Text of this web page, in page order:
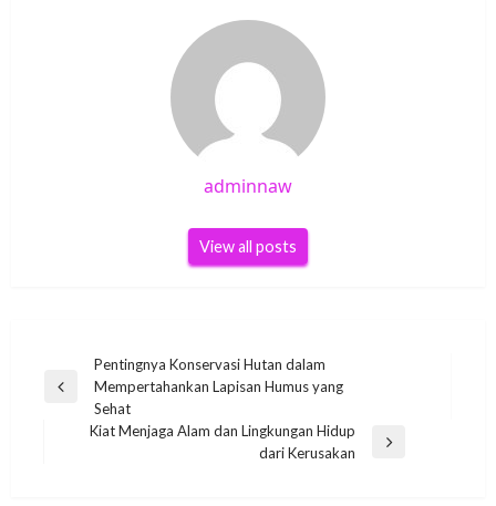
adminnaw
View all posts
navigation
Previous
Pentingnya Konservasi Hutan dalam
Mempertahankan Lapisan Humus yang
Sehat
Kiat Menjaga Alam dan Lingkungan Hidup
dari Kerusakan